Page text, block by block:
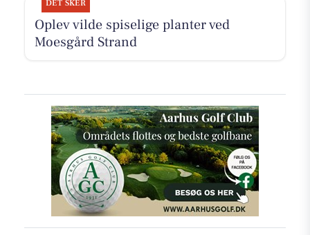
DET SKER
Oplev vilde spiselige planter ved
Moesgård Strand